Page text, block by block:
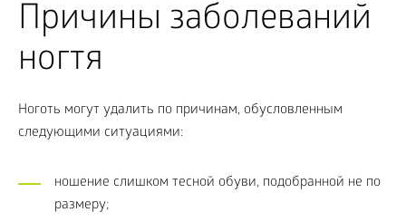
Причины заболеваний
ногтя
Ноготь могут удалить по причинам, обусловленным
следующими ситуациями:
ношение слишком тесной обуви, подобранной не по
размеру;